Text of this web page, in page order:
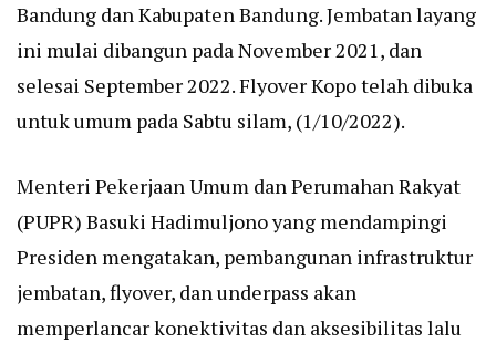
Bandung dan Kabupaten Bandung. Jembatan layang
ini mulai dibangun pada November 2021, dan
selesai September 2022. Flyover Kopo telah dibuka
untuk umum pada Sabtu silam, (1/10/2022).
Menteri Pekerjaan Umum dan Perumahan Rakyat
(PUPR) Basuki Hadimuljono yang mendampingi
Presiden mengatakan, pembangunan infrastruktur
jembatan, flyover, dan underpass akan
memperlancar konektivitas dan aksesibilitas lalu